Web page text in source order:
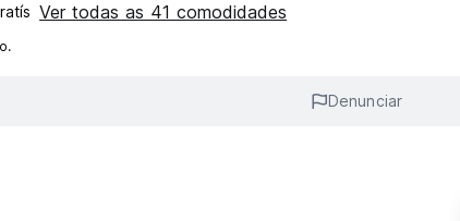
Ver todas as 41 comodidades
Denunciar